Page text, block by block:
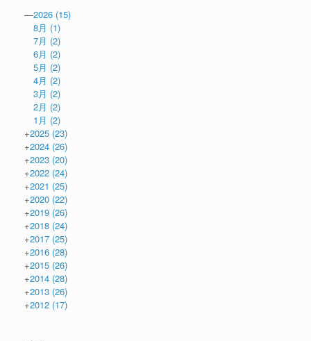
—2026 (15)
8月 (1)
7月 (2)
6月 (2)
5月 (2)
4月 (2)
3月 (2)
2月 (2)
1月 (2)
+2025 (23)
+2024 (26)
+2023 (20)
+2022 (24)
+2021 (25)
+2020 (22)
+2019 (26)
+2018 (24)
+2017 (25)
+2016 (28)
+2015 (26)
+2014 (28)
+2013 (26)
+2012 (17)